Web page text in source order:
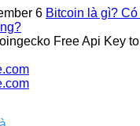
6 Bitcoin là gì?
Free Api Key